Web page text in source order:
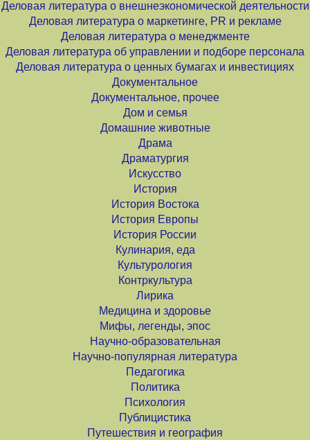
Деловая литература о внешнеэкономической деятельности
Деловая литература о маркетинге, PR и рекламе
Деловая литература о менеджменте
Деловая литература об управлении и подборе персонала
Деловая литература о ценных бумагах и инвестициях
Документальное
Документальное, прочее
Дом и семья
Домашние животные
Драма
Драматургия
Искусство
История
История Востока
История Европы
История России
Кулинария, еда
Культурология
Контркультура
Лирика
Медицина и здоровье
Мифы, легенды, эпос
Научно-образовательная
Научно-популярная литература
Педагогика
Политика
Психология
Публицистика
Путешествия и география